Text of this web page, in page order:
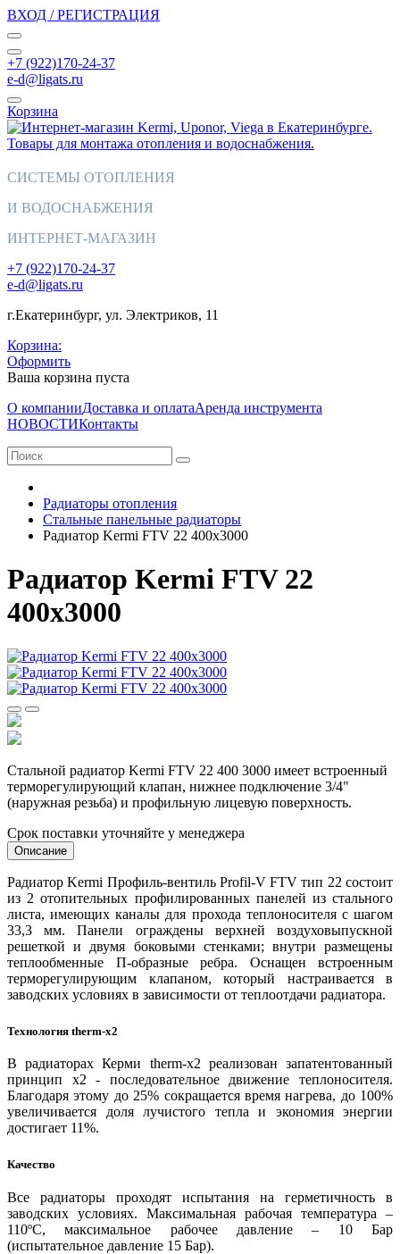
ВХОД / РЕГИСТРАЦИЯ
+7 (922)170-24-37
e-d@ligats.ru
Корзина
СИСТЕМЫ ОТОПЛЕНИЯ
И ВОДОСНАБЖЕНИЯ
ИНТЕРНЕТ-МАГАЗИН
+7 (922)170-24-37
e-d@ligats.ru
г.Екатеринбург, ул. Электриков, 11
Корзина:
Оформить
Ваша корзина пуста
О компанииДоставка и оплатаАренда инструмента
НОВОСТИКонтакты
Радиаторы отопления
Стальные панельные радиаторы
Радиатор Kermi FTV 22 400x3000
Радиатор Kermi FTV 22
400x3000
Стальной радиатор Kermi FTV 22 400 3000 имеет встроенный
терморегулирующий клапан, нижнее подключение 3/4"
(наружная резьба) и профильную лицевую поверхность.
Срок поставки уточняйте у менеджера
Описание
Радиатор Kermi Профиль-вентиль Profil-V FTV тип 22 состоит
из 2 отопительных профилированных панелей из стального
листа, имеющих каналы для прохода теплоносителя с шагом
33,3 мм. Панели ограждены верхней воздуховыпускной
решеткой и двумя боковыми стенками; внутри размещены
теплообменные П-образные ребра. Оснащен встроенным
терморегулирующим клапаном, который настраивается в
заводских условиях в зависимости от теплоотдачи радиатора.
Технология therm-x2
В радиаторах Керми therm-x2 реализован запатентованный
принцип x2 - последовательное движение теплоносителя.
Благодаря этому до 25% сокращается время нагрева, до 100%
увеличивается доля лучистого тепла и экономия энергии
достигает 11%.
Качество
Все радиаторы проходят испытания на герметичность в
заводских условиях. Максимальная рабочая температура –
110ºС, максимальное рабочее давление – 10 Бар
(испытательное давление 15 Бар).